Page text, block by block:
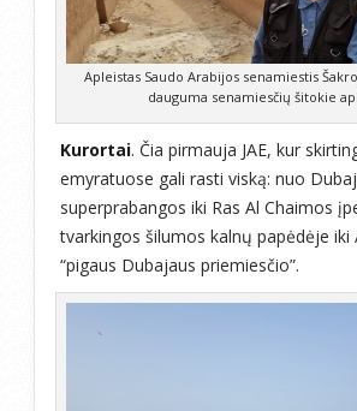
Apleistas Saudo Arabijos senamiestis
dauguma senamiesčių šitokie
Kurortai. Čia pirmauja JAE, kur
emyratuose gali rasti viską: nuo
superprabangos iki Ras Al Chaimos
tvarkingos šilumos kalnų papėdėje iki
“pigaus Dubajaus priemiesčio”.